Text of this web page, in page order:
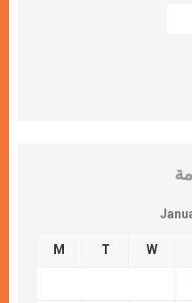
M T W